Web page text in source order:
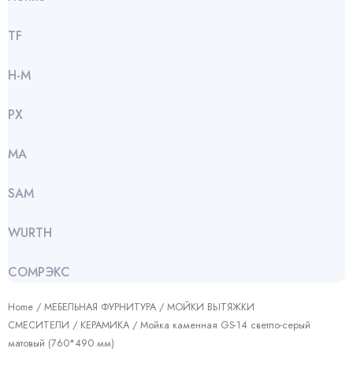
TF
Н-М
РХ
МА
SАМ
WURTH
СОМРЭКС
Home / МЕБЕЛЬНАЯ ФУРНИТУРА / МОЙКИ ВЫТЯЖКИ
СМЕСИТЕЛИ / КЕРАМИКА / Мойка каменная GS-14 светло-серый
матовый (760*490 мм)